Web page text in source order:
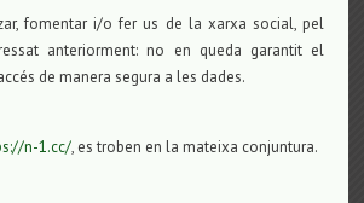
fomentar i/o fer us de la xarxa social, pel
anteriorment: no en queda garantit el
de manera segura a les dades.
n-1.cc/, es troben en la mateixa conjuntura.